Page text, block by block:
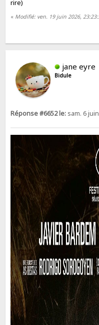
rire)
« Modifié: ven. 19 juin 2026,
jane eyre
Bidule
Réponse #6652 le: sam. 6